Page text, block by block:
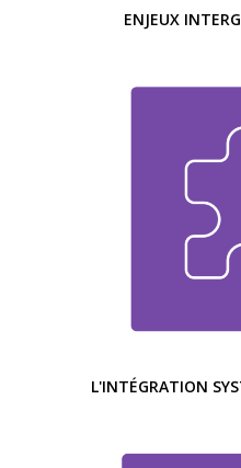
ENJEUX
L'INTÉGRATION